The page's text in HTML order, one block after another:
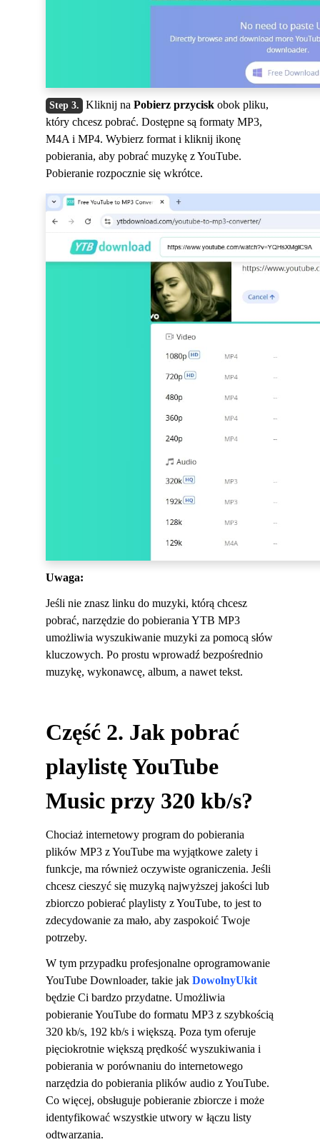
Kliknij na Pobierz przycisk obok pliku,
który chcesz pobrać. Dostępne są formaty MP3,
M4A i MP4. Wybierz format i kliknij ikonę
pobierania, aby pobrać muzykę z YouTube.
Pobieranie rozpocznie się wkrótce.
Uwaga:
Jeśli nie znasz linku do muzyki, którą chcesz
pobrać, narzędzie do pobierania YTB MP3
umożliwia wyszukiwanie muzyki za pomocą słów
kluczowych. Po prostu wprowadź bezpośrednio
muzykę, wykonawcę, album, a nawet tekst.
Część 2. Jak pobrać
playlistę YouTube
Music przy 320 kb/s?
Chociaż internetowy program do pobierania
plików MP3 z YouTube ma wyjątkowe zalety i
funkcje, ma również oczywiste ograniczenia. Jeśli
chcesz cieszyć się muzyką najwyższej jakości lub
zbiorczo pobierać playlisty z YouTube, to jest to
zdecydowanie za mało, aby zaspokoić Twoje
potrzeby.
W tym przypadku profesjonalne oprogramowanie
YouTube Downloader, takie jak DowolnyUkit
będzie Ci bardzo przydatne. Umożliwia
pobieranie YouTube do formatu MP3 z szybkością
320 kb/s, 192 kb/s i większą. Poza tym oferuje
pięciokrotnie większą prędkość wyszukiwania i
pobierania w porównaniu do internetowego
narzędzia do pobierania plików audio z YouTube.
Co więcej, obsługuje pobieranie zbiorcze i może
identyfikować wszystkie utwory w łączu listy
odtwarzania.